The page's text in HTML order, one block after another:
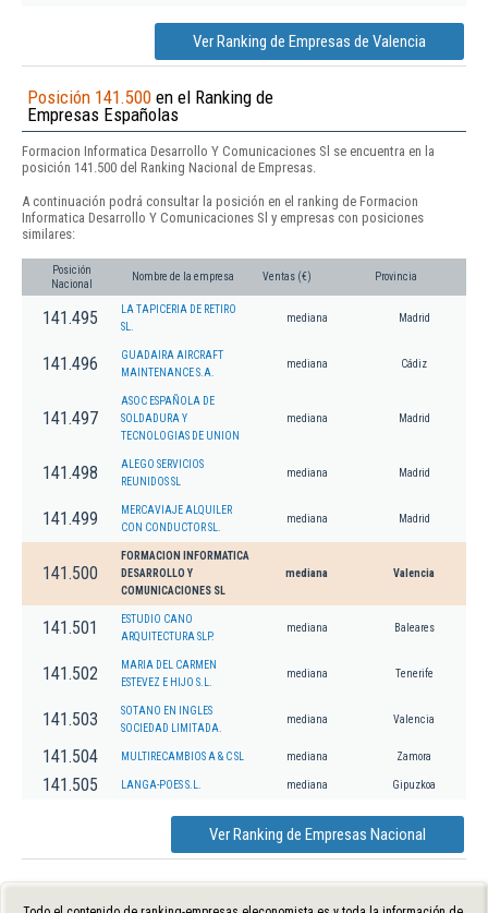
Ver Ranking de Empresas de Valencia
Posición 141.500 en el Ranking de
Empresas Españolas
Formacion Informatica Desarrollo Y Comunicaciones Sl se encuentra en la
posición 141.500 del Ranking Nacional de Empresas.
A continuación podrá consultar la posición en el ranking de Formacion
Informatica Desarrollo Y Comunicaciones Sl y empresas con posiciones
similares:
Posición
Nacional
Nombre de la empresa Ventas (€) Provincia
141.495
LA TAPICERIA DE RETIRO
SL.
mediana Madrid
141.496
GUADAIRA AIRCRAFT
MAINTENANCE S.A.
mediana Cádiz
141.497
ASOC ESPAÑOLA DE
SOLDADURA Y
TECNOLOGIAS DE UNION
mediana Madrid
141.498
ALEGO SERVICIOS
REUNIDOS SL
mediana Madrid
141.499
MERCAVIAJE ALQUILER
CON CONDUCTOR SL.
mediana Madrid
141.500
FORMACION INFORMATICA
DESARROLLO Y
COMUNICACIONES SL
mediana Valencia
141.501
ESTUDIO CANO
ARQUITECTURA SLP.
mediana Baleares
141.502
MARIA DEL CARMEN
ESTEVEZ E HIJO S.L.
mediana Tenerife
141.503
SOTANO EN INGLES
SOCIEDAD LIMITADA.
mediana Valencia
141.504 MULTIRECAMBIOS A & C SL mediana Zamora
141.505 LANGA-POES S.L. mediana Gipuzkoa
Ver Ranking de Empresas Nacional